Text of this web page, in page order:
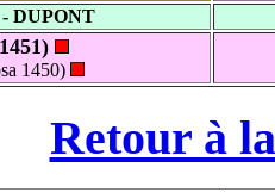
DUPONT
1450)
Retour à